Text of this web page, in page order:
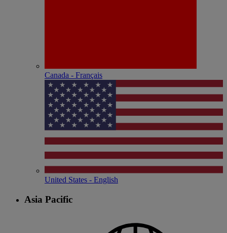
Canada - Français
United States - English
Asia Pacific